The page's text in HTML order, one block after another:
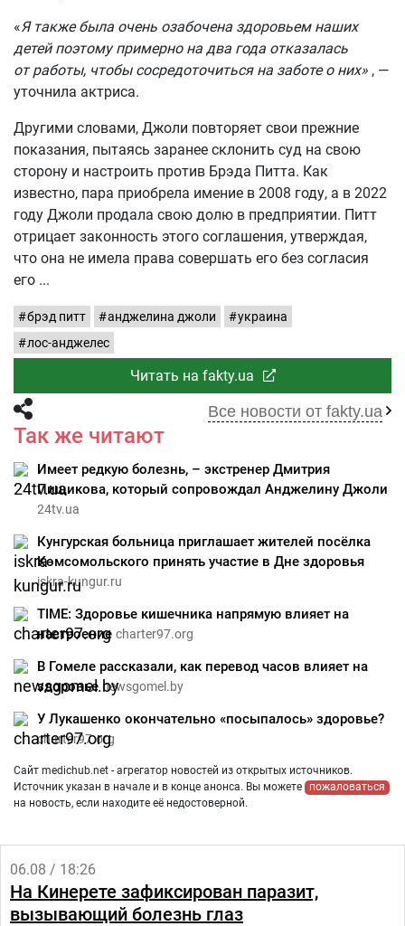
«Я также была очень озабочена здоровьем наших
детей поэтому примерно на два года отказалась
от работы, чтобы сосредоточиться на заботе о них» , —
уточнила актриса.
Другими словами, Джоли повторяет свои прежние
показания, пытаясь заранее склонить суд на свою
сторону и настроить против Брэда Питта. Как
известно, пара приобрела имение в 2008 году, а в 2022
году Джоли продала свою долю в предприятии. Питт
отрицает законность этого соглашения, утверждая,
что она не имела права совершать его без согласия
его
брэд питт анджелина джоли
украина
лос-анджелес
Читать на fakty.ua
Все новости от fakty.ua
Так же читают
Имеет редкую болезнь, – экстренер Дмитрия
Пищикова, который сопровождал Анджелину Джоли
24tv.ua
Кунгурская больница приглашает жителей посёлка
Комсомольского принять участие в Дне здоровья
iskra-kungur.ru
TIME: Здоровье кишечника напрямую влияет на
настроение charter97.org
В Гомеле рассказали, как перевод часов влияет на
здоровьеnewsgomel.by
У Лукашенко окончательно «посыпалось» здоровье?
charter97.org
Сайт medichub.net - агрегатор новостей из открытых источников.
Источник указан в начале и в конце анонса. Вы можете
пожаловаться
на новость, если находите её недостоверной.
06.08 / 18:26
На Кинерете зафиксирован паразит,
вызывающий болезнь глаз